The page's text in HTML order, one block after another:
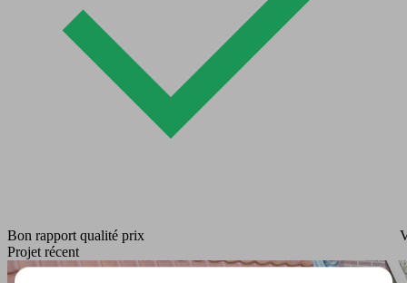
Bon rapport qualité prix
Projet récent